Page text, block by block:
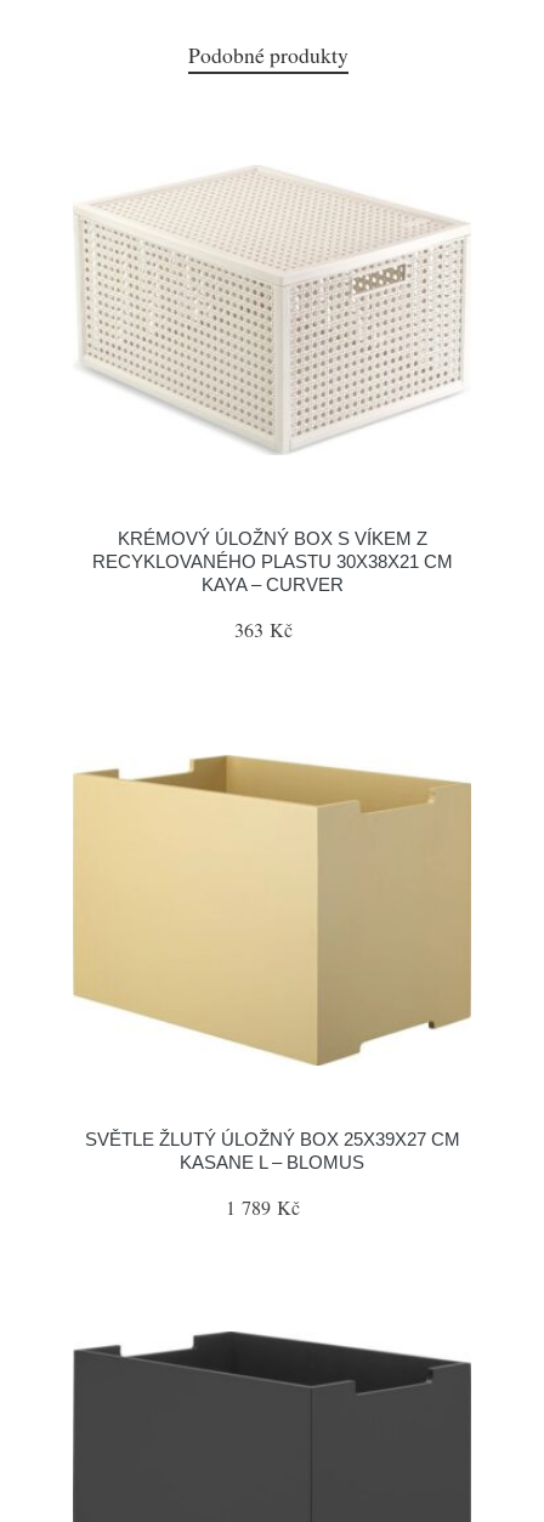
Podobné produkty
KRÉMOVÝ ÚLOŽNÝ BOX S VÍKEM Z
RECYKLOVANÉHO PLASTU 30X38X21 CM
KAYA – CURVER
363 Kč
SVĚTLE ŽLUTÝ ÚLOŽNÝ BOX 25X39X27 CM
KASANE L – BLOMUS
1 789 Kč